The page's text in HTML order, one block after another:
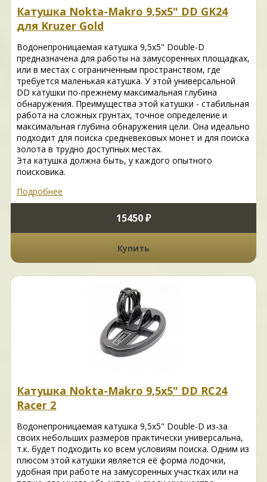
Катушка Nokta-Makro 9,5x5" DD GK24
для Kruzer Gold
Водонепроницаемая катушка 9,5x5" Double-D
предназначена для работы на замусоренных площадках,
или в местах с ограниченным пространством, где
требуется маленькая катушка. У этой универсальной
DD катушки по-прежнему максимальная глубина
обнаружения. Преимущества этой катушки - стабильная
работа на сложных грунтах, точное определение и
максимальная глубина обнаружения цели. Она идеально
подходит для поиска средневековых монет и для поиска
золота в трудно доступных местах.
Эта катушка должна быть, у каждого опытного
поисковика.
Подробнее
15450 ₽
Купить
Катушка Nokta-Makro 9,5x5" DD RC24
Racer 2
Водонепроницаемая катушка 9,5x5" Double-D из-за
своих небольших размеров практически универсальна,
т.к. будет подходить ко всем условиям поиска. Одним из
плюсом этой катушки является её форма лодочки,
удобная при работе на замусоренных участках или на